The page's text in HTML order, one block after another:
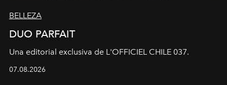
BELLEZA
DUO PARFAIT
Una editorial exclusiva de L'OFFICIEL CHILE 037.
07.08.2026